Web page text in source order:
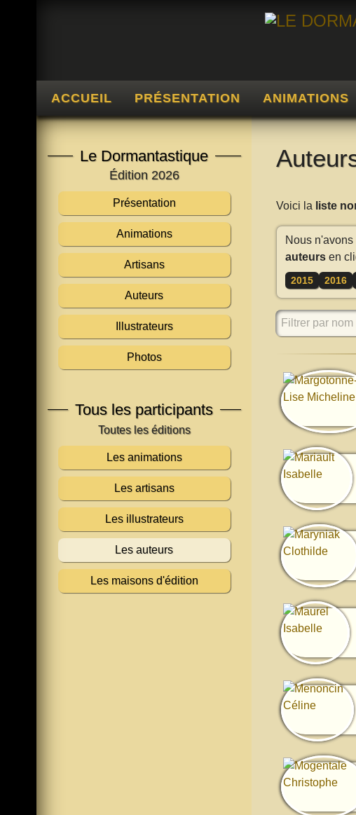
ACCUEIL PRÉSENTATION ANIMATIONS
Le Dormantastique
Édition 2026
Présentation
Animations
Artisans
Auteurs
Illustrateurs
Photos
Tous les participants
Les animations
Les artisans
Les illustrateurs
Les auteurs
Les maisons d'édition
Voici la liste
Nous
auteursen
2015 2016
Filtrer par nom